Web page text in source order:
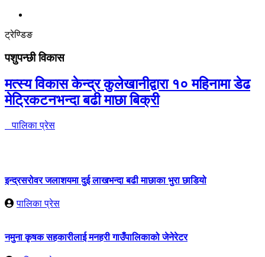
ट्रेण्डिङ
पशुपन्छी विकास
मत्स्य विकास केन्द्र कुलेखानीद्वारा १० महिनामा डेढ
मेट्रिकटनभन्दा बढी माछा बिक्री
पालिका प्रेस
इन्द्रसरोवर जलाशयमा दुई लाखभन्दा बढी माछाका भुरा छाडियो
पालिका प्रेस
नमुना कृषक सहकारीलाई मनहरी गाउँपालिकाको जेनेरेटर